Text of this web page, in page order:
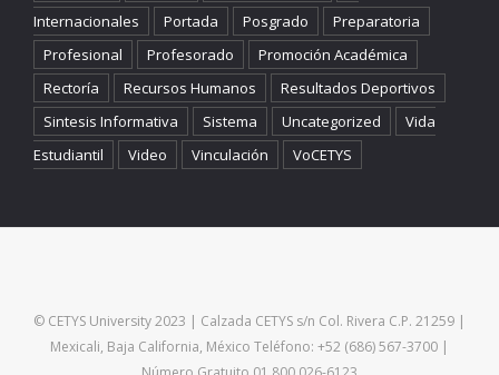
Internacionales
Portada Posgrado
Preparatoria
Profesional
Profesorado
Promoción Académica
Rectoría
Recursos Humanos
Resultados Deportivos
Sintesis Informativa
Sistema Uncategorized
Vida
Estudiantil
Video Vinculación VoCETYS
© CETYS University 2023 | Calzada CETYS s/n Col. Rivera C.P. 21259 |
Mexicali, Baja California, México Teléfono: +52 (686) 567-3700 |